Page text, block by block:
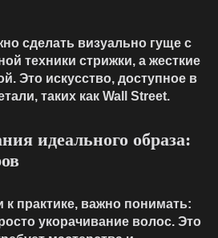
сделать визуально гуще с
техники стрижки, а жесткие
Это искусство, доступное в
таких как Wall Street.
идеального образа:
к практике, важно понимать:
укорачивание волос. Это